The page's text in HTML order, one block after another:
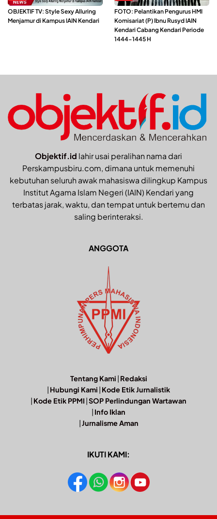
OBJEKTIF TV: Style Sexy Alluring
Menjamur di Kampus IAIN Kendari
FOTO: Pelantikan Pengurus HMI
Komisariat (P) Ibnu Rusyd IAIN
Kendari Cabang Kendari Periode
1444-1445 H
Objektif.id lahir usai peralihan nama dari
Perskampusbiru.com, dimana untuk memenuhi
kebutuhan seluruh awak mahasiswa dilingkup Kampus
Institut Agama Islam Negeri (IAIN) Kendari yang
terbatas jarak, waktu, dan tempat untuk bertemu dan
saling berinteraksi.
ANGGOTA
Tentang Kami | Redaksi
| Hubungi Kami | Kode Etik Jurnalistik
| Kode Etik PPMI |SOP Perlindungan Wartawan
| Info Iklan
|Jurnalisme Aman
IKUTI KAMI: